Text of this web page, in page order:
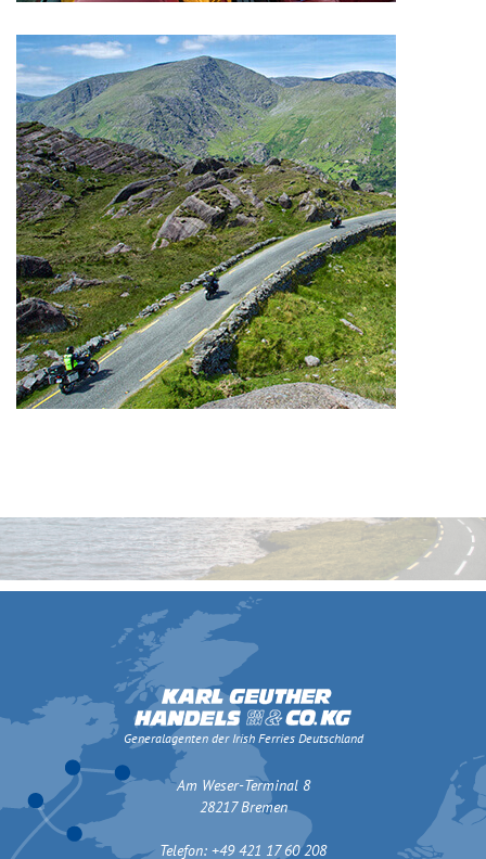
Generalagenten der Irish Ferries Deutschland
Am Weser-Terminal 8
28217 Bremen
Telefon: +49 421 17 60 208